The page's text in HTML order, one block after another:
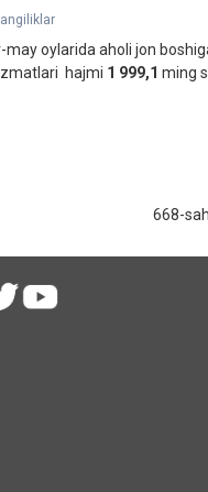
may oylarida aholi jon
hajmi 1 999,1ming
668-